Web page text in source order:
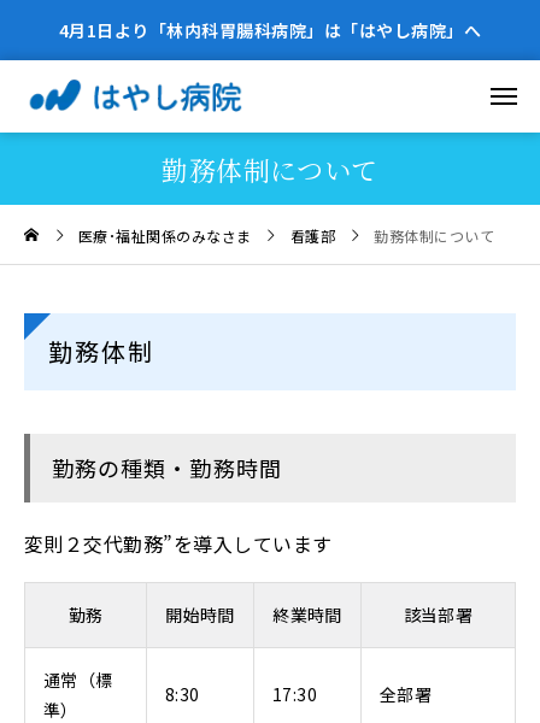
4月1日より「林内科胃腸科病院」は「はやし病院」へ
勤務体制について
医療･福祉関係のみなさま 看護部 勤務体制について
勤務体制
勤務の種類・勤務時間
変則２交代勤務”を導入しています
勤務 開始時間 終業時間 該当部署
通常（標
準）
8:30 17:30 全部署